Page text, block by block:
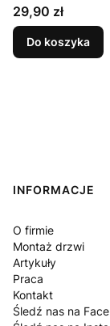
Cena
29,90 zł
Do koszyka
Linki w
INFORMACJE
O firmie
Montaż drzwi
Artykuły
Praca
Kontakt
Śledź nas na